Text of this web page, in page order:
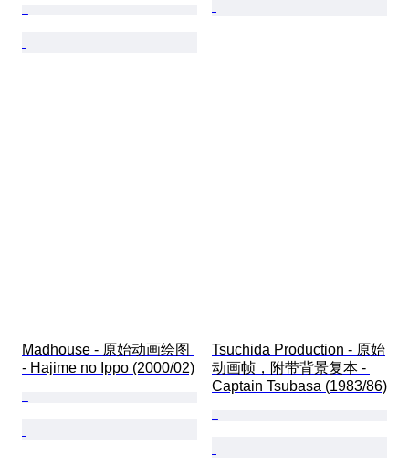
Madhouse - 原始动画绘图
- Hajime no Ippo (2000/02)
Tsuchida Production - 原始
动画帧，附带背景复本 -
Captain Tsubasa (1983/86)